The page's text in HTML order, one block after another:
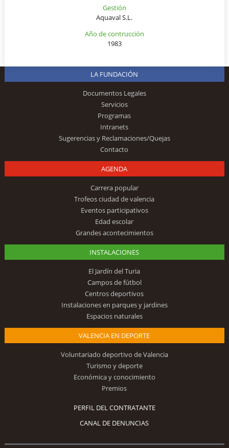
Gestión
Aquaval S.L.
Año de contrucción
1983
LA FUNDACIÓN
Documentos Legales
Servicios
Programas
Intranets
Sugerencias y Reclamaciones/Quejas
Contacto
AGENDA
Carrera popular
Trofeos ciudad de valencia
Eventos participativos
Edad escolar
Grandes acontecimientos
INSTALACIONES
El Jardín del Turia
Campos de fútbol
Centros deportivos
Instalaciones en parques y jardines
Espacios naturales
VALENCIA EN DEPORTE
Voluntariado deportivo de Valencia
Turismo y deporte
Económica y conocimiento
Premios
PERFIL DEL CONTRATANTE
CANAL DE DENUNCIAS